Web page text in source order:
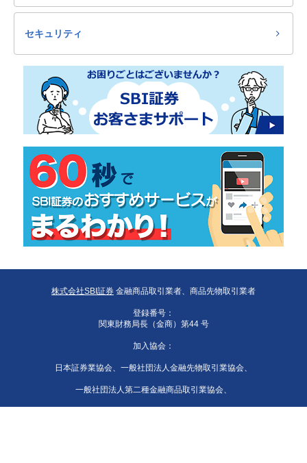
セキュリティ
株式会社SBI証券 金融商品取引業者、商品先物取引業者
登録番号：
関東財務局長（金商）第44 号
加入協会：
日本証券業協会、一般社団法人金融先物取引業協会、
一般社団法人第二種金融商品取引業協会、